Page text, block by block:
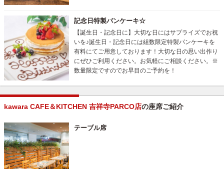
記念日特製パンケーキ☆
【誕生日・記念日に】大切な日にはサプライズでお祝
いを♪誕生日・記念日には組数限定特製パンケーキを
有料にてご用意しております！大切な日の思い出作り
にぜひご利用ください。お気軽にご相談ください。※
数量限定ですのでお早目のご予約を！
kawara CAFE＆KITCHEN 吉祥寺PARCO店の座席ご紹介
テーブル席